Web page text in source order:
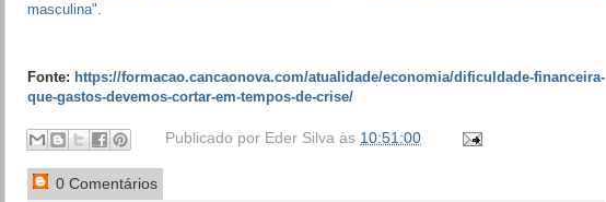
masculina".
Fonte: https://formacao.cancaonova.com/atualidade/economia/dificuldade-financeira-
que-gastos-devemos-cortar-em-tempos-de-crise/
Publicado por Eder Silva às 10:51:00
0 Comentários